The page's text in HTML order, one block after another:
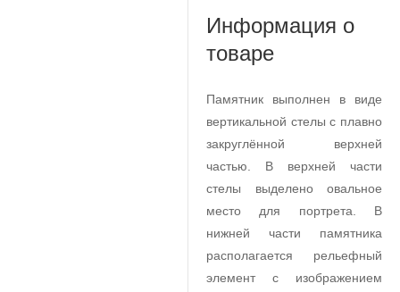
Информация о
товаре
Памятник выполнен в виде
вертикальной стелы с плавно
закруглённой верхней
частью. В верхней части
стелы выделено овальное
место для портрета. В
нижней части памятника
располагается рельефный
элемент с изображением